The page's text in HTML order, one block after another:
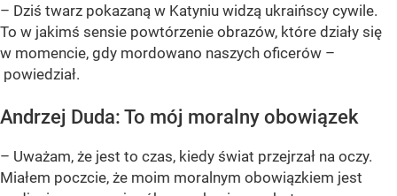
– Dziś twarz pokazaną w Katyniu widzą ukraińscy cywile.
To w jakimś sensie powtórzenie obrazów, które działy się
w momencie, gdy mordowano naszych oficerów –
powiedział.
Andrzej Duda: To mój moralny obowiązek
– Uważam, że jest to czas, kiedy świat przejrzał na oczy.
Miałem poczcie, że moim moralnym obowiązkiem jest